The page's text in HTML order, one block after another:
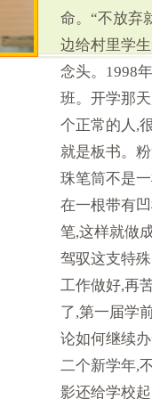
命。“不放弃
边给村里学
念头。1998
班。开学那
个正常的人,
就是板书。
珠笔筒不是
在一根带有
笔,这样就做
驾驭这支特
工作做好,再
了,第一届学
论如何继续
二个新学年,
影还给学校